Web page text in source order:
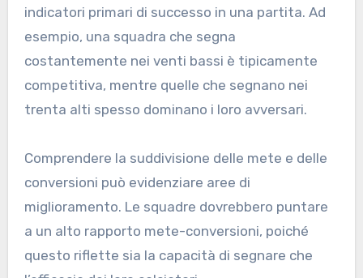
indicatori primari di successo in una partita. Ad
esempio, una squadra che segna
costantemente nei venti bassi è tipicamente
competitiva, mentre quelle che segnano nei
trenta alti spesso dominano i loro avversari.
Comprendere la suddivisione delle mete e delle
conversioni può evidenziare aree di
miglioramento. Le squadre dovrebbero puntare
a un alto rapporto mete-conversioni, poiché
questo riflette sia la capacità di segnare che